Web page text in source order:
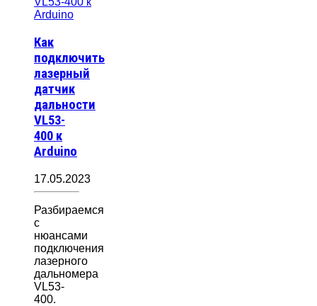
Как
подключить
лазерный
датчик
дальности
VL53-
400 к
Arduino
17.05.2023
Разбираемся
с
нюансами
подключения
лазерного
дальномера
VL53-
400.